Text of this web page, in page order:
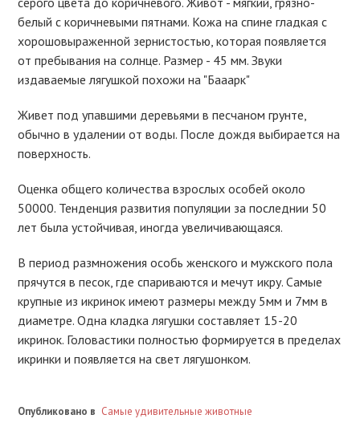
белый с коричневыми пятнами. Кожа на спине гладкая с
хорошовыраженной зернистостью, которая появляется
от пребывания на солнце. Размер - 45 мм. Звуки
издаваемые лягушкой похожи на "Бааарк"
Живет под упавшими деревьями в песчаном грунте,
обычно в удалении от воды. После дождя выбирается на
поверхность.
Оценка общего количества взрослых особей около
50000. Тенденция развития популяции за последнии 50
лет была устойчивая, иногда увеличивающаяся.
В период размножения особь женского и мужского пола
прячутся в песок, где спариваются и мечут икру. Самые
крупные из икринок имеют размеры между 5мм и 7мм в
диаметре. Одна кладка лягушки составляет 15-20
икринок. Головастики полностью формируется в пределах
икринки и появляется на свет лягушонком.
Опубликовано в Самые удивительные животные